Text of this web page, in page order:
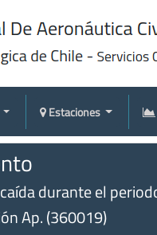
Estaciones
durante el
Ap. (360019)